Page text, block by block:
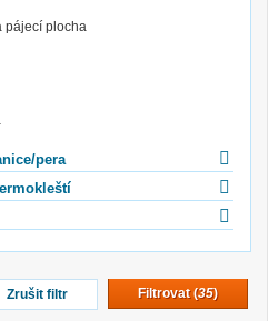
pájecí plocha
pera
Zrušit filtr
Filtrovat (35)